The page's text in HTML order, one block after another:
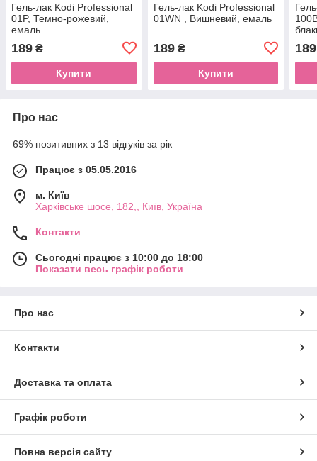
Гель-лак Kodi Professional
01P, Темно-рожевий,
емаль
189 ₴
Купити
Гель-лак Kodi Professional
01WN , Вишневий, емаль
189₴
Купити
189
Про нас
69% позитивних з 13 відгуків за рік
Працює з 05.05.2016
м. Київ
Харківське шосе, 182,, Київ, Україна
Контакти
Сьогодні працює з 10:00 до 18:00
Показати весь графік роботи
Про нас
Контакти
Доставка та оплата
Графік роботи
Повна версія сайту